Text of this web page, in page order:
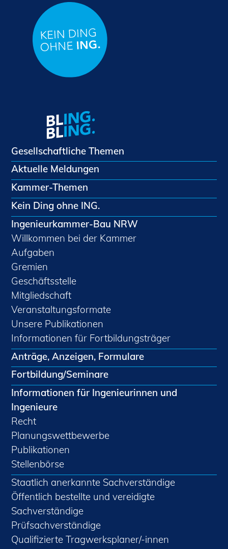
Gesellschaftliche Themen
Aktuelle Meldungen
Kammer-Themen
Kein Ding ohne ING.
Ingenieurkammer-Bau NRW
Willkommen bei der Kammer
Aufgaben
Gremien
Geschäftsstelle
Mitgliedschaft
Veranstaltungsformate
Unsere Publikationen
Informationen für Fortbildungsträger
Anträge, Anzeigen, Formulare
Fortbildung/Seminare
Informationen für Ingenieurinnen und
Ingenieure
Recht
Planungswettbewerbe
Publikationen
Stellenbörse
Staatlich anerkannte Sachverständige
Öffentlich bestellte und vereidigte
Sachverständige
Prüfsachverständige
Qualifizierte Tragwerksplaner/-innen